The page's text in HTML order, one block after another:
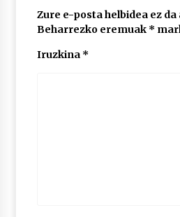
Zure e-posta helbidea ez
Beharrezko eremuak *
Iruzkina *